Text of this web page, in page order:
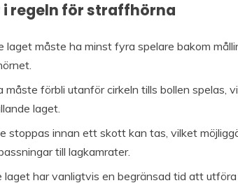
regeln för straffhörna
laget måste ha minst fyra spelare bakom
måste förbli utanför cirkeln tills bollen spelas,
laget.
stoppas innan ett skott kan tas, vilket
till lagkamrater.
laget har vanligtvis en begränsad tid att